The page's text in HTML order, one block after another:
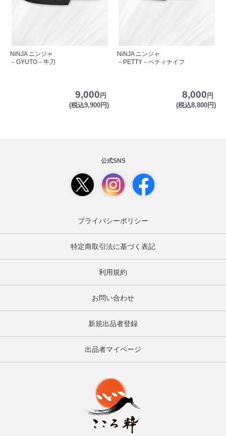
NiNJA ニンジャ
－GYUTO－牛刀
9,000 円
(税込9,900円)
NiNJA ニンジャ
－PETTY－ペティナイフ
8,000 円
(税込8,800円)
公式SNS
プライバシーポリシー
特定商取引法に基づく表記
利用規約
お問い合わせ
新規出品者登録
出品者マイページ